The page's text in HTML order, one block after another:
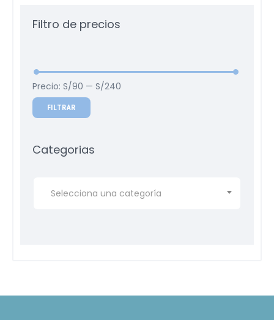
Filtro de precios
FILTRAR
Precio:S/90 —S/240
Categorias
Selecciona una categoría